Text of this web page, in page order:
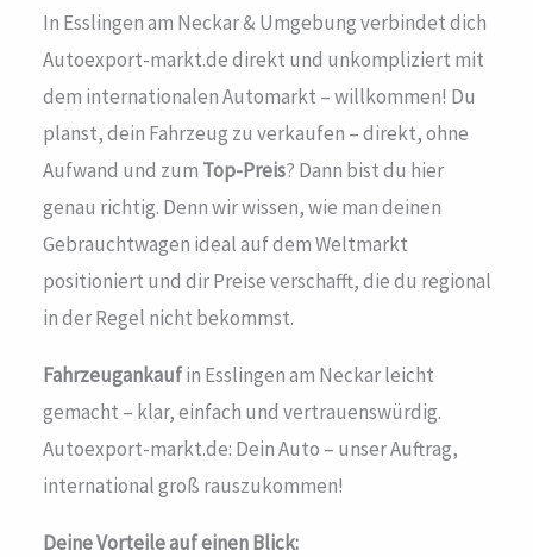
In Esslingen am Neckar & Umgebung verbindet dich
Autoexport-markt.de direkt und unkompliziert mit
dem internationalen Automarkt – willkommen! Du
planst, dein Fahrzeug zu verkaufen – direkt, ohne
Aufwand und zum Top-Preis? Dann bist du hier
genau richtig. Denn wir wissen, wie man deinen
Gebrauchtwagen ideal auf dem Weltmarkt
positioniert und dir Preise verschafft, die du regional
in der Regel nicht bekommst.
Fahrzeugankaufin Esslingen am Neckar leicht
gemacht – klar, einfach und vertrauenswürdig.
Autoexport-markt.de: Dein Auto – unser Auftrag,
international groß rauszukommen!
Deine Vorteile auf einen Blick: